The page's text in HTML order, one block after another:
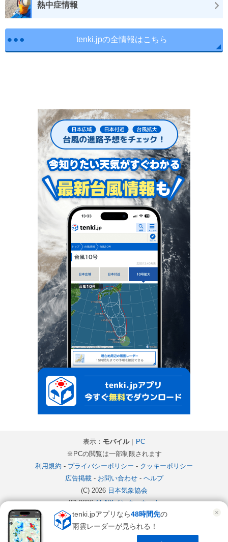
tenki.jpアプリなら48時間先の
雨雲レーダーが見られる！
熱中症情報
tenki.jpの全情報はこちら
表示： モバイル｜
PC
※PCの閲覧は一部制限されます
利用規約 - プライバシーポリシー - クッキーポリシー
広告掲載- お問い合わせ- ヘルプ
(C) 2026 日本気象協会
(C) 2026ALiNKインターネット